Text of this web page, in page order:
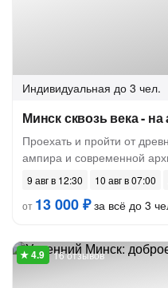
Индивидуальная до 3 чел.
Минск сквозь века -
Проехать и пройти от
ампира и современной
9 авг в 12:30
10 авг в 07:00
от 13 000 ₽за всё до 3
16 отзывов